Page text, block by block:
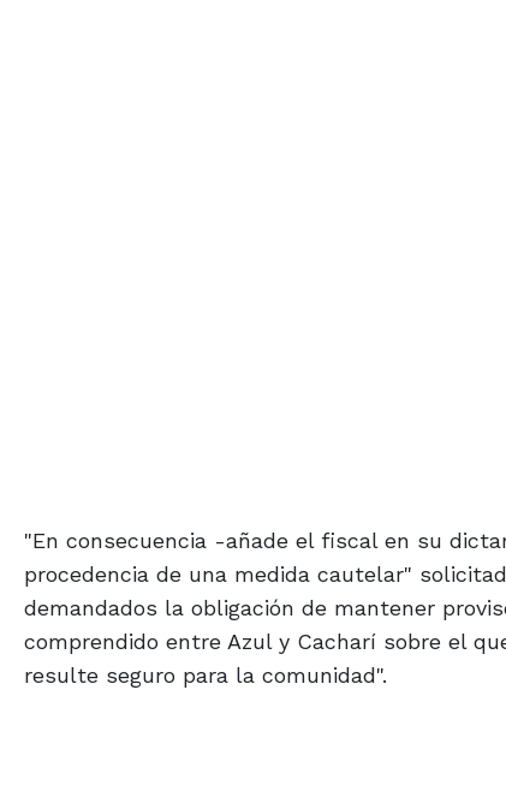
"En consecuencia -añade el fiscal en su
procedencia de una medida cautelar"
demandados la obligación de mantener
comprendido entre Azul y Cacharí sobre el
resulte seguro para la comunidad".